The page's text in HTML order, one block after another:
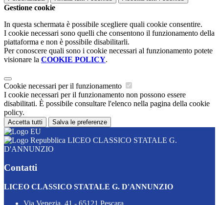
Gestione cookie
In questa schermata è possibile scegliere quali cookie consentire.
I cookie necessari sono quelli che consentono il funzionamento della
piattaforma e non è possibile disabilitarli.
Per conoscere quali sono i cookie necessari al funzionamento potete
visionare la COOKIE POLICY.
Cookie necessari per il funzionamento
I cookie necessari per il funzionamento non possono essere
disabilitati. È possibile consultare l'elenco nella pagina della cookie
policy.
Accetta tutti Salva le preferenze
LICEO CLASSICO STATALE G.
D'ANNUNZIO
Contatti
LICEO CLASSICO STATALE G. D'ANNUNZIO
Via Venezia, 41 - 65121 Pescara